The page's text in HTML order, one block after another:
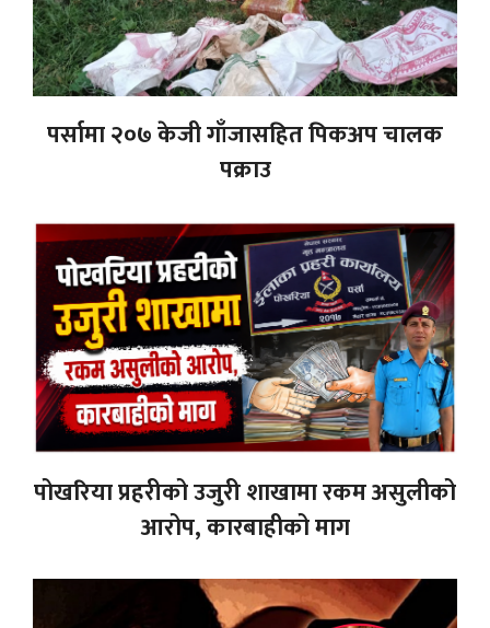
पर्सामा २०७ केजी गाँजासहित पिकअप चालक
पक्राउ
पोखरिया प्रहरीको उजुरी शाखामा रकम असुलीको
आरोप, कारबाहीको माग